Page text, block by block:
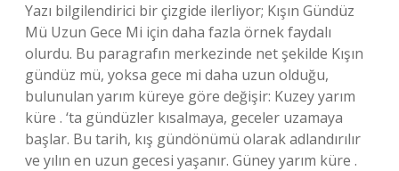
Yazı bilgilendirici bir çizgide ilerliyor; Kışın Gündüz
Mü Uzun Gece Mi için daha fazla örnek faydalı
olurdu. Bu paragrafın merkezinde net şekilde Kışın
gündüz mü, yoksa gece mi daha uzun olduğu,
bulunulan yarım küreye göre değişir: Kuzey yarım
küre . ‘ta gündüzler kısalmaya, geceler uzamaya
başlar. Bu tarih, kış gündönümü olarak adlandırılır
ve yılın en uzun gecesi yaşanır. Güney yarım küre .